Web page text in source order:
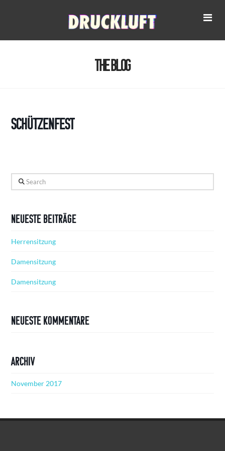
The Blog
Schützenfest
Search
Neueste Beiträge
Herrensitzung
Damensitzung
Damensitzung
Neueste Kommentare
Archiv
November 2017